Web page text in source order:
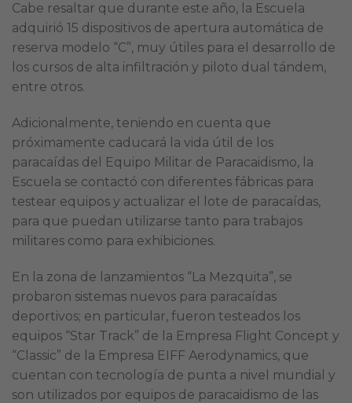
Cabe resaltar que durante este año, la Escuela
adquirió 15 dispositivos de apertura automática de
reserva modelo “C”, muy útiles para el desarrollo de
los cursos de alta infiltración y piloto dual tándem,
entre otros.
Adicionalmente, teniendo en cuenta que
próximamente caducará la vida útil de los
paracaídas del Equipo Militar de Paracaidismo, la
Escuela se contactó con diferentes fábricas para
testear equipos y actualizar el lote de paracaídas,
para que puedan utilizarse tanto para trabajos
militares como para exhibiciones.
En la zona de lanzamientos “La Mezquita”, se
probaron sistemas nuevos para paracaídas
deportivos; en particular, fueron testeados los
equipos “Star Track” de la Empresa Flight Concept y
“Classic” de la Empresa EIFF Aerodynamics, que
cuentan con tecnología de punta a nivel mundial y
son utilizados por equipos de paracaidismo de las